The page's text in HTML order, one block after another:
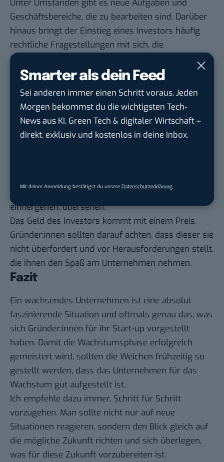
Smarter als dein Feed
Sei anderen immer einen Schritt voraus. Jeden
Morgen bekommst du die wichtigsten Tech-
News aus KI, Green Tech & digitaler Wirtschaft –
direkt, exklusiv und kostenlos in deine Inbox.
Mit deiner Anmeldung bestätigst du unsere Datenschutzerklärung.
Unter Umständen gibt es neue Aufgaben und
Geschäftsbereiche, die zu bearbeiten sind. Darüber
hinaus bringt der Einstieg eines Investors häufig
rechtliche Fragestellungen mit sich, die
Gründer:innen nicht problemlos beantworten
können.
Jedes Investment hat auf der Start-up
Autobahn seinen Preis
Wichtig ist an dieser Stelle insbesondere, nicht
überhastet zu agieren, sondern sich kompetente
Konsequenzen, die mit dem Einstieg eines Investors
einhergehen, übersehen.
Das Geld des Investors kommt mit einem Preis.
Gründer:innen sollten darauf achten, dass dieser sie
nicht überfordert und vor Herausforderungen stellt,
die ihnen den Spaß am Unternehmen nehmen.
Fazit
Ein wachsendes Unternehmen ist eine absolut
faszinierende Situation und oftmals genau das, was
sich Gründer:innen für ihr Start-up vorgestellt
haben. Damit die Wachstumsphase erfolgreich
gemeistert wird, sollten die Weichen frühzeitig so
gestellt werden, dass das Unternehmen für das
Wachstum gut aufgestellt ist.
Ich empfehle dazu immer, Schritt für Schritt
vorzugehen. Man sollte nicht nur auf neue
Situationen reagieren, sondern den Blick gleich auf
die mögliche Zukunft richten und sich überlegen,
was für diese Zukunft vorzubereiten ist.